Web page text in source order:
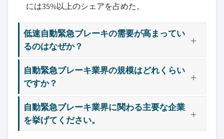
には35%以上のシェアを占めた。
低速自動緊急ブレーキの需要が高まってい
るのはなぜか？
自動緊急ブレーキ業界の規模はどれくらい
ですか？
自動緊急ブレーキ業界に関わる主要な企業
を挙げてください。